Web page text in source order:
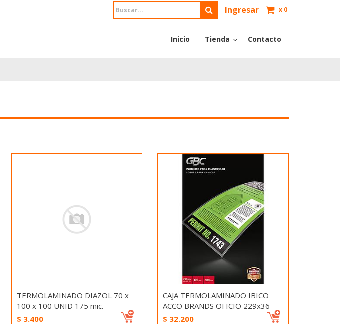
Ingresar x 0
Inicio Tienda Contacto
TERMOLAMINADO DIAZOL 70 x
100 x 100 UNID 175 mic.
$ 3.400
CAJA TERMOLAMINADO IBICO
ACCO BRANDS OFICIO 229x36
$ 32.200